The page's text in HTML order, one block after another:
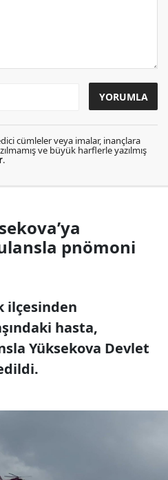
cümleler veya imalar, inançlara
ve büyük harflerle yazılmış
.
pnömoni
ilçesinden
hasta,
Yüksekova Devlet